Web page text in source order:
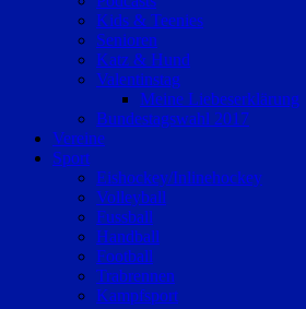
Kids & Teenies
Senioren
Katz & Hund
Valentinstag
Meine Liebeserklärung
Bundestagswahl 2017
Vereine
Sport
Eishockey/Inlinehockey
Volleyball
Fussball
Handball
Football
Trabrennen
Kampfsport